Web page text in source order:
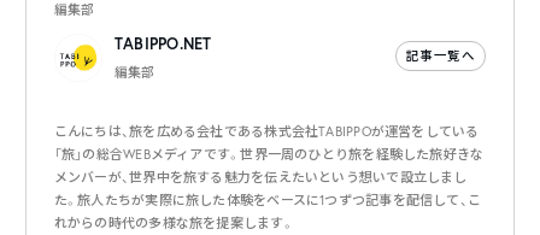
編集部
TABIPPO.NET
編集部
記事一覧へ
こんにちは、旅を広める会社である株式会社TABIPPOが運営をしている
「旅」の総合WEBメディアです。世界一周のひとり旅を経験した旅好きな
メンバーが、世界中を旅する魅力を伝えたいという想いで設立しまし
た。旅人たちが実際に旅した体験をベースに1つずつ記事を配信して、こ
れからの時代の多様な旅を提案します。